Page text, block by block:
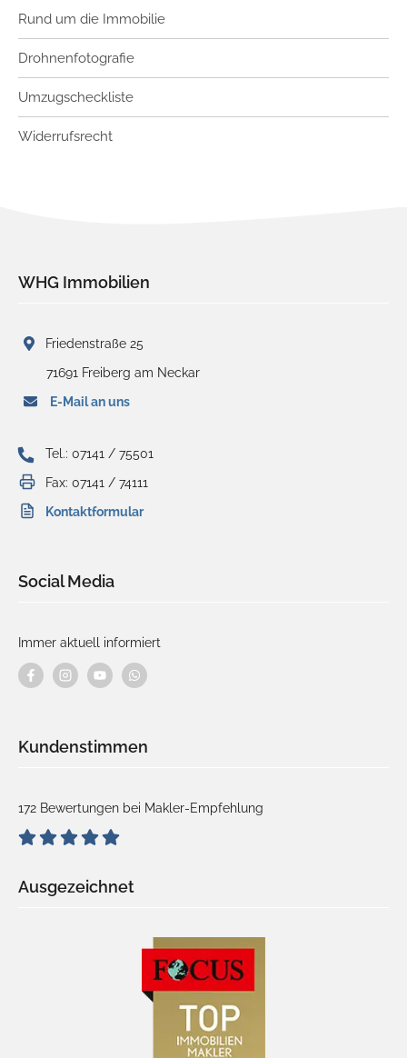
Rund um die Immobilie
Drohnenfotografie
Umzugscheckliste
Widerrufsrecht
WHG Immobilien
Friedenstraße 25
71691 Freiberg am Neckar
E-Mail an uns
Tel.: 07141 / 75501
Fax: 07141 / 74111
Kontaktformular
Social Media
Immer aktuell informiert
Kundenstimmen
172 Bewertungen bei Makler-Empfehlung
Ausgezeichnet